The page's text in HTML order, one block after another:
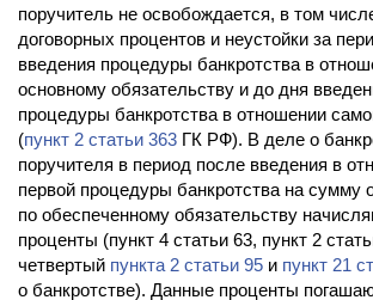
поручитель не освобождается, в том
договорных процентов и неустойки за
введения процедуры банкротства в
основному обязательству и до дня
процедуры банкротства в отношении
(пункт 2 статьи 363 ГК РФ). В деле о
поручителя в период после введения в
первой процедуры банкротства на сумму
по обеспеченному обязательству
проценты (пункт 4 статьи 63, пункт 2
четвертый пункта 2 статьи 95 и пункт 21
о банкротстве). Данные проценты